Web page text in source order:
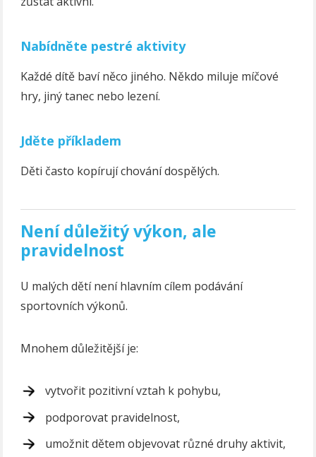
Nabídněte pestré aktivity
Každé dítě baví něco jiného. Někdo miluje míčové
hry, jiný tanec nebo lezení.
Jděte příkladem
Děti často kopírují chování dospělých.
Není důležitý výkon, ale
pravidelnost
U malých dětí není hlavním cílem podávání
sportovních výkonů.
Mnohem důležitější je:
vytvořit pozitivní vztah k pohybu,
podporovat pravidelnost,
umožnit dětem objevovat různé druhy aktivit,